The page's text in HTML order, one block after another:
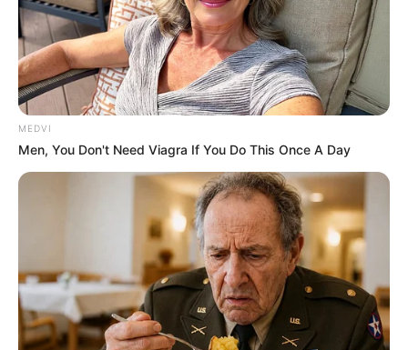
MEDVI
Men, You Don't Need Viagra If You Do This Once A Day